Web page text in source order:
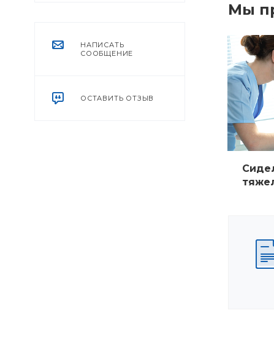
НАПИСАТЬ
СООБЩЕНИЕ
ОСТАВИТЬ ОТЗЫВ
Мы